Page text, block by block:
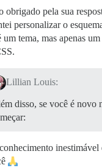
obrigado pela sua
personalizar o
um tema, mas apenas
Lillian Louis:
disso, se você é novo